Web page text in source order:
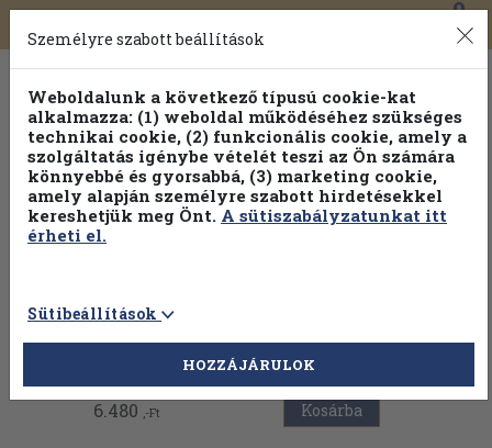
Toggle
navigation
0
Vissza az előző oldalra
6.480 ,-Ft Kosárba
Személyre szabott beállítások
Weboldalunk a következő típusú cookie-kat
alkalmazza: (1) weboldal működéséhez szükséges
technikai cookie, (2) funkcionális cookie, amely a
szolgáltatás igénybe vételét teszi az Ön számára
könnyebbé és gyorsabbá, (3) marketing cookie,
amely alapján személyre szabott hirdetésekkel
kereshetjük meg Önt. A sütiszabályzatunkat itt
érheti el.
Sütibeállítások
HOZZÁJÁRULOK